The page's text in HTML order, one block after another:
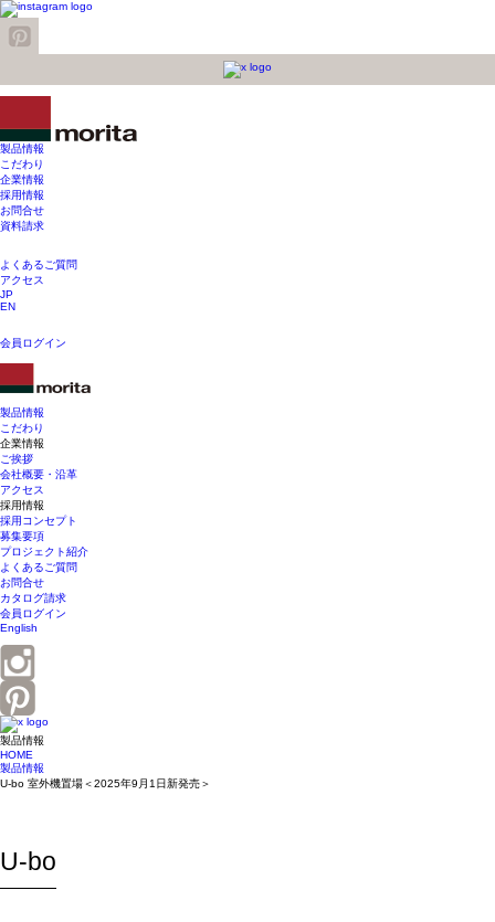
製品情報
こだわり
企業情報
採用情報
お問合せ
資料請求
よくあるご質問
アクセス
JP
EN
会員ログイン
製品情報
こだわり
企業情報
ご挨拶
会社概要・沿革
アクセス
採用情報
採用コンセプト
募集要項
プロジェクト紹介
よくあるご質問
お問合せ
カタログ請求
会員ログイン
English
製品情報
HOME
製品情報
U-bo 室外機置場＜2025年9月1日新発売＞
U-bo